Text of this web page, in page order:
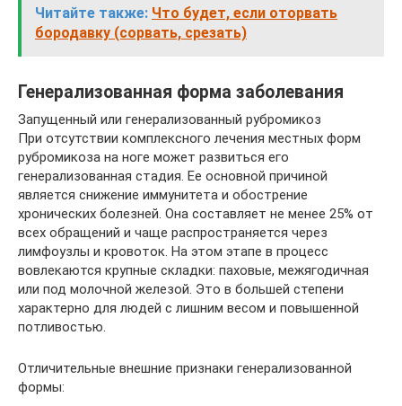
Читайте также: Что будет, если оторвать
бородавку (сорвать, срезать)
Генерализованная форма заболевания
Запущенный или генерализованный рубромикоз
При отсутствии комплексного лечения местных форм
рубромикоза на ноге может развиться его
генерализованная стадия. Ее основной причиной
является снижение иммунитета и обострение
хронических болезней. Она составляет не менее 25% от
всех обращений и чаще распространяется через
лимфоузлы и кровоток. На этом этапе в процесс
вовлекаются крупные складки: паховые, межягодичная
или под молочной железой. Это в большей степени
характерно для людей с лишним весом и повышенной
потливостью.
Отличительные внешние признаки генерализованной
формы: